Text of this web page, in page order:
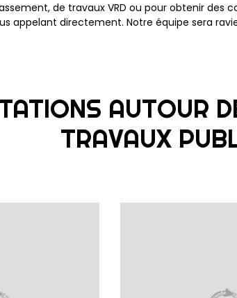
de travaux VRD ou pour obtenir des
appelant directement. Notre équipe sera
AUTOUR
TRAVAUX